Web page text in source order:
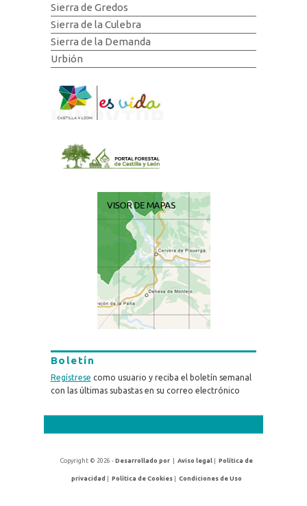
Sierra de Gredos
Sierra de la Culebra
Sierra de la Demanda
Urbión
Boletín
Regístrese como usuario y reciba el boletín semanal
con las últimas subastas en su correo electrónico
Copyright © 2026 -Desarrollado por |Aviso legal |Política de
privacidad |Política de Cookies |Condiciones de Uso